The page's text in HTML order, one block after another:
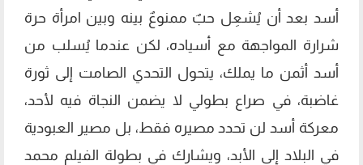
أسد بعد أن يُشعِل حبٌ ممنوعٌ بينه وبين امرأة حرة
شرارة المواجهة مع أسياده، لكن عندما يُسلب من
أسد أثمن ما يملك، يتحول التحدي الصامت إلى ثورة
غاضبة، في صراع بطولي لا يضمن النجاة فيه لأحد،
معركة أسد لن تحدد مصيره فقط، بل مصير العبودية
في البلاد إلى الأبد، ويشارك في بطولة الفيلم محمد